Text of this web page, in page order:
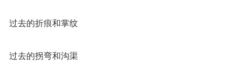
过去的折痕和掌纹
过去的拐弯和沟渠